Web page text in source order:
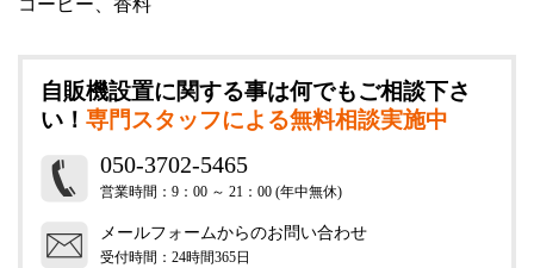
コーヒー、香料
自販機設置に関する事は何でもご相談下さ
い！ 専門スタッフによる無料相談実施中
050-3702-5465
営業時間：9：00 ～ 21：00 (年中無休)
メールフォームからのお問い合わせ
受付時間：24時間365日